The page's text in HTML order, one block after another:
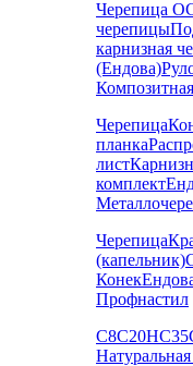
Черепица
черепицы
карнизная
(Ендова)
Черепица
планка
лист
комплект
Черепица
(капельник)
Конек
Профнастил
С8С20НС35